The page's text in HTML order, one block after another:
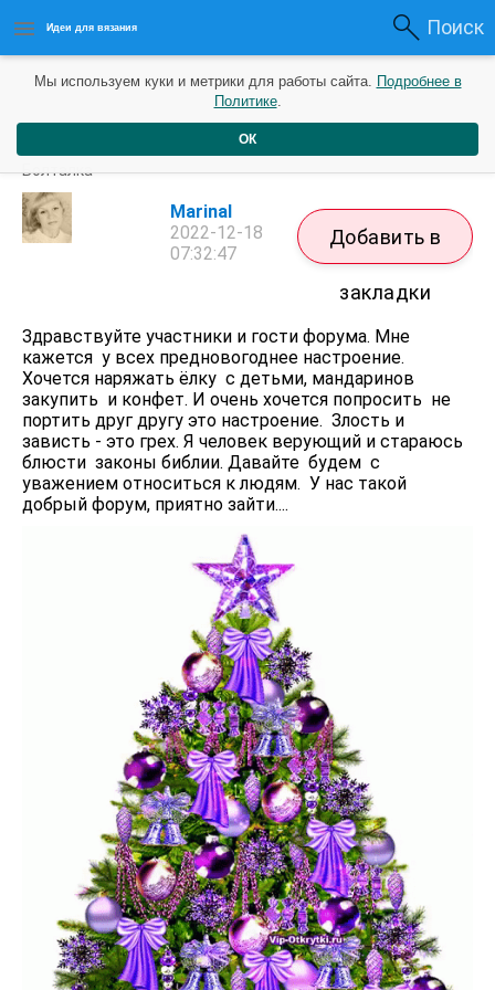
Идеи для вязания Поиск
Болталка
MarinaI
2022-12-18
07:32:47
Добавить в
закладки
Здравствуйте участники и гости форума. Мне
кажется у всех предновогоднее настроение.
Хочется наряжать ёлку с детьми, мандаринов
закупить и конфет. И очень хочется попросить не
портить друг другу это настроение. Злость и
зависть - это грех. Я человек верующий и стараюсь
блюсти законы библии. Давайте будем с
уважением относиться к людям. У нас такой
добрый форум, приятно зайти....
Мы используем куки и метрики для работы сайта. Подробнее в
Политике.
ОК